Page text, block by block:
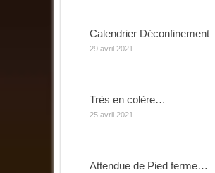
Calendrier Déconfinement
29 avril 2021
Très en colère…
25 avril 2021
Attendue de Pied ferme…